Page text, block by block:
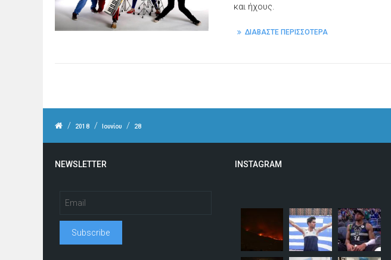
και ήχους.
ΔΙΑΒΑΣΤΕ ΠΕΡΙΣΣΟΤΕΡΑ
/ 2018 / Ιουνίου / 28
NEWSLETTER INSTAGRAM